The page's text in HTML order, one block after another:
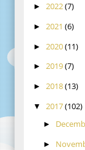
► 2022(7)
► 2021 (6)
► 2020(11)
► 2019(7)
► 2018(13)
▼ 2017(102)
►
►